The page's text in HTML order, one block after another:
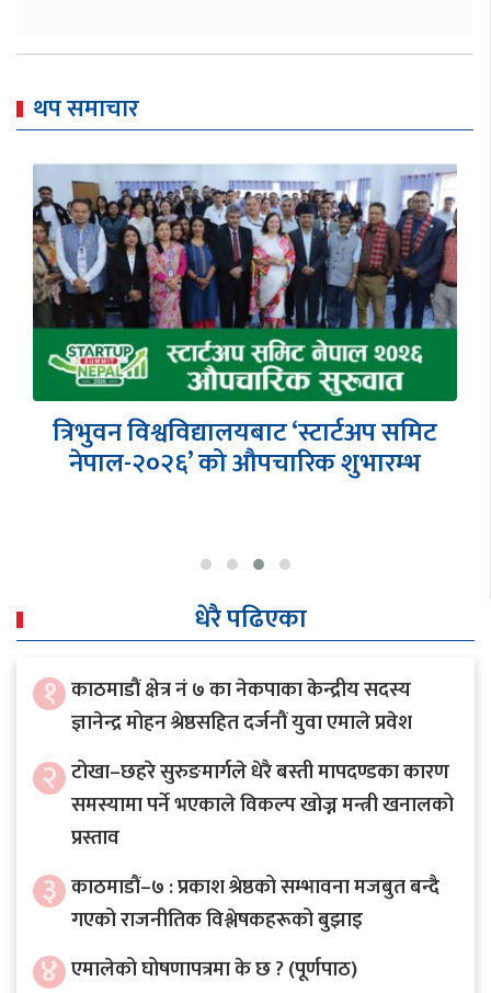
थप समाचार
Honorary Consul General Rajesh
Kazi Shrestha receives
धेरै पढिएका
१ काठमाडौं क्षेत्र नं ७ का नेकपाका केन्द्रीय सदस्य
ज्ञानेन्द्र मोहन श्रेष्ठसहित दर्जनौं युवा एमाले प्रवेश
२ टोखा–छहरे सुरुङमार्गले धेरै बस्ती मापदण्डका कारण
समस्यामा पर्ने भएकाले विकल्प खोज्न मन्त्री खनालको
प्रस्ताव
३ काठमाडौं–७ : प्रकाश श्रेष्ठको सम्भावना मजबुत बन्दै
गएको राजनीतिक विश्लेषकहरूको बुझाइ
४ एमालेको घोषणापत्रमा के छ ? (पूर्णपाठ)